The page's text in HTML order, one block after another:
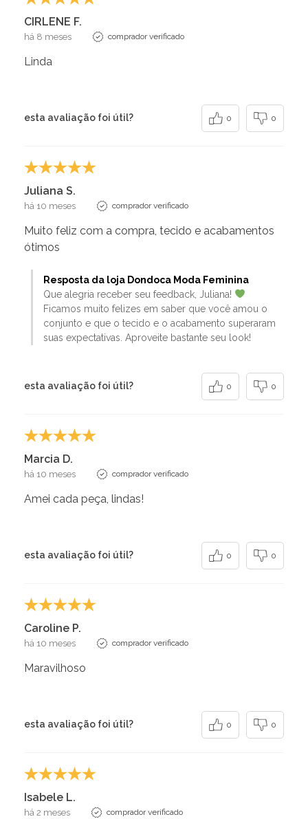
CIRLENE F.
há 8 meses comprador verificado
Linda
esta avaliação foi útil? 0 0
Juliana S.
há 10 meses comprador verificado
Muito feliz com a compra, tecido e acabamentos
ótimos
Resposta da loja Dondoca Moda Feminina
Que alegria receber seu feedback, Juliana!
Ficamos muito felizes em saber que você amou o
conjunto e que o tecido e o acabamento superaram
suas expectativas. Aproveite bastante seu look!
esta avaliação foi útil? 0 0
Marcia D.
há 10 meses comprador verificado
Amei cada peça, lindas!
esta avaliação foi útil? 0 0
Caroline P.
há 10 meses comprador verificado
Maravilhoso
esta avaliação foi útil? 0 0
Isabele L.
há 2 meses comprador verificado